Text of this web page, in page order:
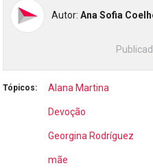
Autor:Ana Sofia
Tópicos: Alana Martina
Devoção
Georgina Rodríguez
mãe